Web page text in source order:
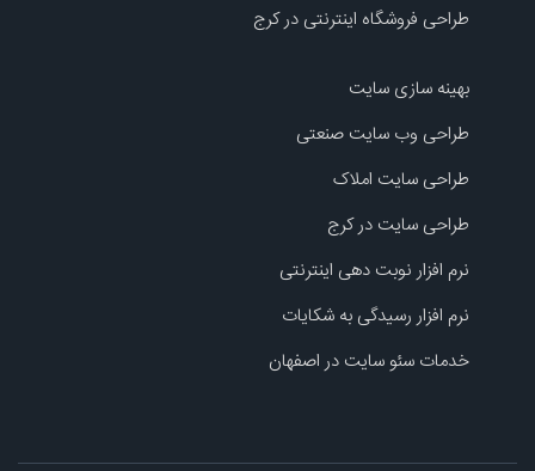
طراحی فروشگاه اینترنتی در کرج
بهینه سازی سایت
طراحی وب سایت صنعتی
طراحی سایت املاک
طراحی سایت در کرج
نرم افزار نوبت دهی اینترنتی
نرم افزار رسیدگی به شکایات
خدمات سئو سایت در اصفهان